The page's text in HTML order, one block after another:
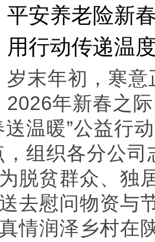
平安养老险新
用行动传递温
岁末年初，寒
2026年新春之
送温暖”公益行
，组织各分公
脱贫群众、独
去慰问物资与
情润泽乡村在